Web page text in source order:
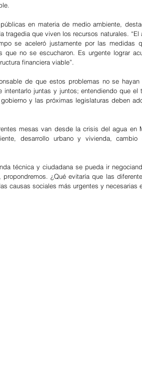
en materia de medio ambiente,
tragedia que viven los recursos naturales. “El
se aceleró justamente por las medidas
no se escucharon. Es urgente lograr
financiera viable”.
de que estos problemas no se hayan
juntas y juntos; entendiendo que el
y las próximas legislaturas deben
mesas van desde la crisis del agua en
desarrollo urbano y vivienda, cambio
técnica y ciudadana se pueda ir
¿Qué evitaría que las
causas sociales más urgentes y necesarias